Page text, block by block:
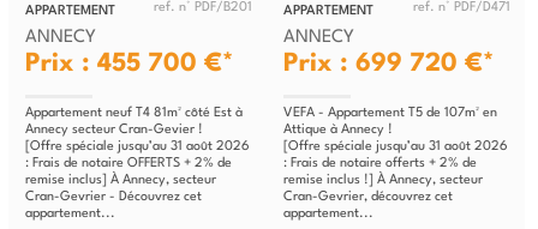
APPARTEMENT ref. n° PDF/B201
ANNECY
Prix : 455 700 €*
Appartement neuf T4 81m² côté Est à
Annecy secteur Cran-Gevier !
[Offre spéciale jusqu’au 31 août 2026
: Frais de notaire OFFERTS + 2% de
remise inclus] À Annecy, secteur
Cran-Gevrier - Découvrez cet
appartement...
APPARTEMENT ref. n° PDF/D471
ANNECY
Prix : 699 720 €*
VEFA - Appartement T5 de 107m² en
Attique à Annecy !
[Offre spéciale jusqu’au 31 août 2026
: Frais de notaire offerts + 2% de
remise inclus !] À Annecy, secteur
Cran-Gevrier, découvrez cet
appartement...